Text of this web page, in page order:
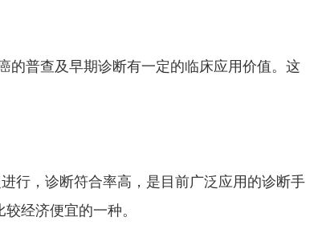
的普查及早期诊断有一定的临床应用价值。这
行，诊断符合率高，是目前广泛应用的诊断手
经济便宜的一种。